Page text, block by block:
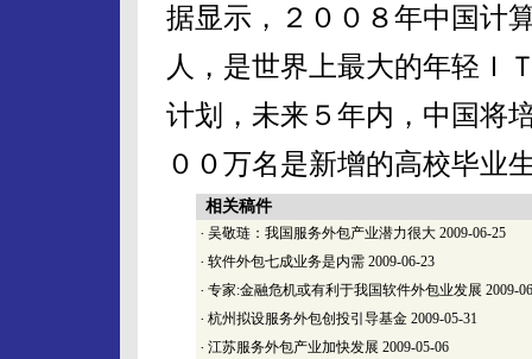
据显示，２００８年中国计
人，是世界上最大的年轻Ｉ
计划，未来５年内，中国将
００万名是新增的高校毕业
相关稿件
· 吴敬琏：我国服务外包产业潜力很大 2009-06-25
· 软件外包七成业务是内需 2009-06-23
· 专家:金融危机或有利于我国软件外包业发展 2009-
· 杭州拟设服务外包创投引导基金 2009-05-31
· 江苏服务外包产业加快发展 2009-05-06